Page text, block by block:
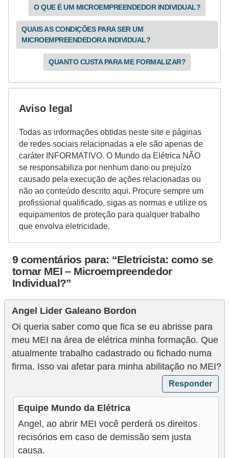
O QUE É UM MICROEMPREENDEDOR INDIVIDUAL?
QUAIS AS CONDIÇÕES PARA SER UM
MICROEMPREENDEDORA INDIVIDUAL?
QUANTO CUSTA PARA ME FORMALIZAR?
Aviso legal
Todas as informações obtidas neste site e páginas
de redes sociais relacionadas a ele são apenas de
caráter INFORMATIVO. O Mundo da Elétrica NÃO
se responsabiliza por nenhum dano ou prejuízo
causado pela execução de ações relacionadas ou
não ao conteúdo descrito aqui. Procure sempre um
profissional qualificado, sigas as normas e utilize os
equipamentos de proteção para qualquer trabalho
que envolva eletricidade.
9 comentários para: “Eletricista: como se
tornar MEI – Microempreendedor
Individual?”
Angel Lider Galeano Bordon
Oi queria saber como que fica se eu abrisse para
meu MEI na área de elétrica minha formação. Que
atualmente trabalho cadastrado ou fichado numa
firma. Isso vai afetar para minha abilitação no MEI?
Responder
Equipe Mundo da Elétrica
Angel, ao abrir MEI você perderá os direitos
recisórios em caso de demissão sem justa
causa.
c
i
d
d